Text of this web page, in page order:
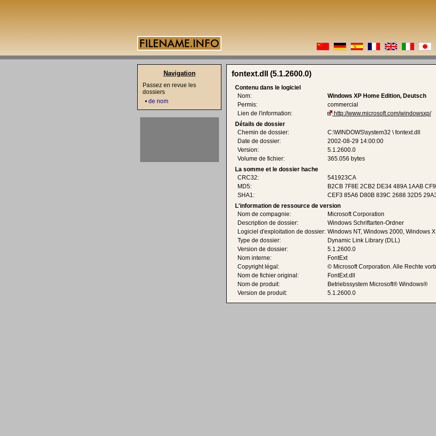
fontext.dll (5.1.2600.0)
Contenu dans le logiciel
Nom:
Windows XP Home Edition, Deutsch
Permis:
commercial
Lien de l'information:
http://www.microsoft.com/windowsxp/
Détails de dossier
Chemin de dossier:
C:\WINDOWS\system32 \ fontext.dll
Date de dossier:
2002-08-29 14:00:00
Version:
5.1.2600.0
Volume de fichier:
365.056 bytes
La somme et le dossier hache
CRC32:
541923CA
MD5:
B2CB 7F8E 2CB2 DE34 489A 1AAB
SHA1:
CEF3 85A6 D80B 839C 2688 32D5
L'information de ressource de version
Nom de compagnie:
Microsoft Corporation
Description de dossier:
Windows Schriftarten-Ordner
Logiciel d'exploitation de dossier: Windows NT, Windows 2000, Windows
Type de dossier:
Dynamic Link Library (DLL)
Version de dossier:
5.1.2600.0
Nom interne:
FontExt
Copyright légal:
© Microsoft Corporation. Alle Rechte
Nom de fichier original:
FontExt.dll
Nom de produit:
Betriebssystem Microsoft® Windows®
Version de produit:
5.1.2600.0
Navigation
Passez en revue les
dossiers
• de nom